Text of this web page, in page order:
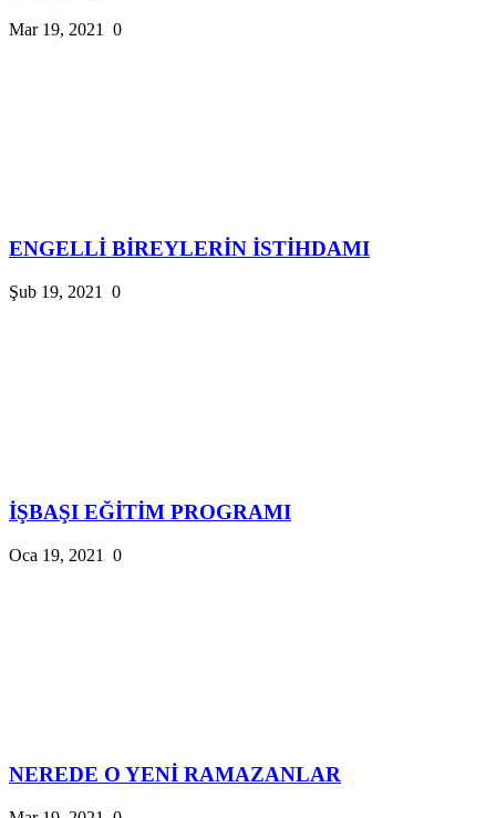
Mar 19, 2021 0
ENGELLİ BİREYLERİN İSTİHDAMI
Şub 19, 2021 0
İŞBAŞI EĞİTİM PROGRAMI
Oca 19, 2021 0
NEREDE O YENİ RAMAZANLAR